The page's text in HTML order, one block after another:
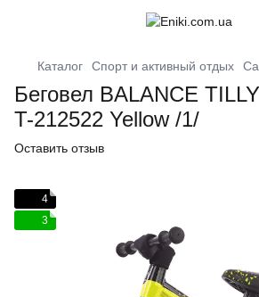
Каталог Спорт и активный отдых
Беговел BALANCE
T-212522 Yellow /1/
Оставить отзыв
4
3